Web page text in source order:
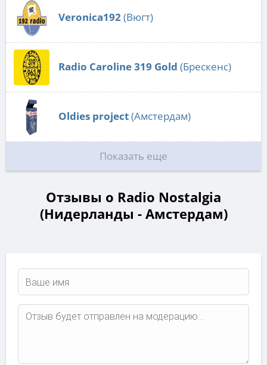
Veronica192(Вюгт)
Radio Caroline 319 Gold (Брескенс)
Oldies project(Амстердам)
Показать еще
Отзывы о Radio Nostalgia
(Нидерланды - Амстердам)